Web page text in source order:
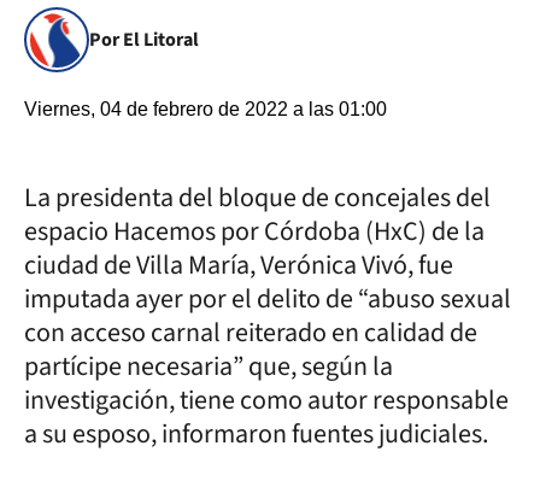
Por El Litoral
Viernes, 04 de febrero de 2022 a las 01:00
La presidenta del bloque de concejales del
espacio Hacemos por Córdoba (HxC) de la
ciudad de Villa María, Verónica Vivó, fue
imputada ayer por el delito de “abuso sexual
con acceso carnal reiterado en calidad de
partícipe necesaria” que, según la
investigación, tiene como autor responsable
a su esposo, informaron fuentes judiciales.